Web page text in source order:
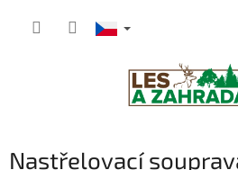
Nastřelovací